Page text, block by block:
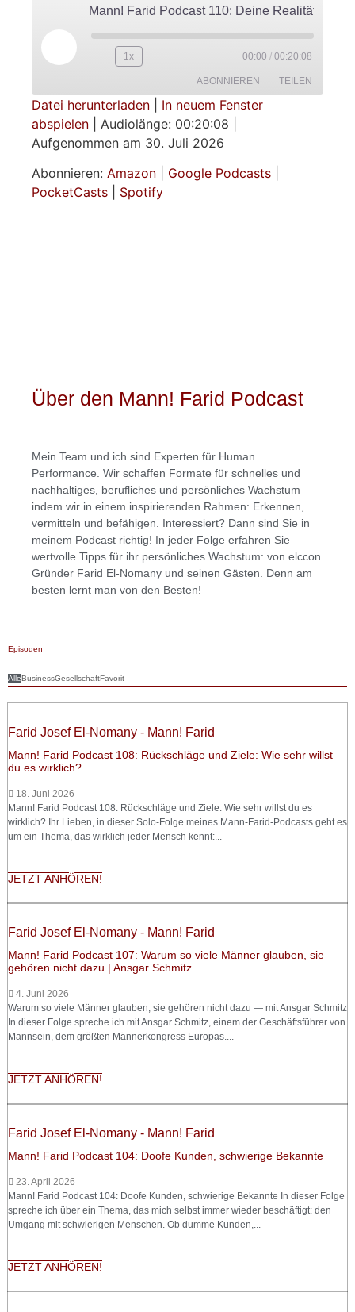
1x 00:00 / 00:20:08
ABONNIEREN TEILEN
Amazon Google Podcasts
RSS FEED
TEILEN
EMBED
Datei herunterladen
In neuem Fenster
abspielen
Audiolänge: 00:20:08
Aufgenommen am 30. Juli 2026
Abonnieren: Amazon Google Podcasts
PocketCasts
Spotify
Über den Mann! Farid Podcast
Mein Team und ich sind Experten für Human
Performance. Wir schaffen Formate für schnelles und
nachhaltiges, berufliches und persönliches Wachstum
indem wir in einem inspirierenden Rahmen: Erkennen,
vermitteln und befähigen. Interessiert? Dann sind Sie in
meinem Podcast richtig! In jeder Folge erfahren Sie
wertvolle Tipps für ihr persönliches Wachstum: von elccon
Gründer Farid El-Nomany und seinen Gästen. Denn am
besten lernt man von den Besten!
Episoden
AlleBusinessGesellschaftFavorit
Farid Josef El-Nomany - Mann! Farid
Mann! Farid Podcast 108: Rückschläge und Ziele: Wie sehr willst
du es wirklich?
18. Juni 2026
Mann! Farid Podcast 108: Rückschläge und Ziele: Wie sehr willst du es
wirklich? Ihr Lieben, in dieser Solo-Folge meines Mann-Farid-Podcasts geht es
um ein Thema, das wirklich jeder Mensch kennt:...
JETZT ANHÖREN!
Farid Josef El-Nomany - Mann! Farid
Mann! Farid Podcast 107: Warum so viele Männer glauben, sie
gehören nicht dazu | Ansgar Schmitz
4. Juni 2026
Warum so viele Männer glauben, sie gehören nicht dazu — mit Ansgar Schmitz
In dieser Folge spreche ich mit Ansgar Schmitz, einem der Geschäftsführer von
Mannsein, dem größten Männerkongress Europas....
JETZT ANHÖREN!
Farid Josef El-Nomany - Mann! Farid
Mann! Farid Podcast 104: Doofe Kunden, schwierige Bekannte
23. April 2026
Mann! Farid Podcast 104: Doofe Kunden, schwierige Bekannte In dieser Folge
spreche ich über ein Thema, das mich selbst immer wieder beschäftigt: den
Umgang mit schwierigen Menschen. Ob dumme Kunden,...
JETZT ANHÖREN!